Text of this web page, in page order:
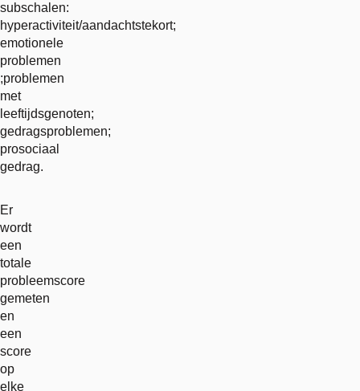
subschalen:
hyperactiviteit/aandachtstekort;
emotionele
problemen
;problemen
met
leeftijdsgenoten;
gedragsproblemen;
prosociaal
gedrag.
Er
wordt
een
totale
probleemscore
gemeten
en
een
score
op
elke